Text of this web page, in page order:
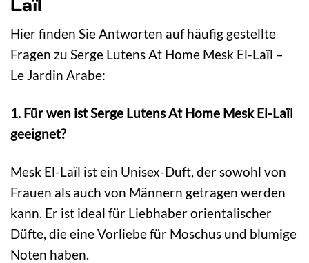
Laïl
Hier finden Sie Antworten auf häufig gestellte
Fragen zu Serge Lutens At Home Mesk El-Laïl –
Le Jardin Arabe:
1. Für wen ist Serge Lutens At Home Mesk El-Laïl
geeignet?
Mesk El-Laïl ist ein Unisex-Duft, der sowohl von
Frauen als auch von Männern getragen werden
kann. Er ist ideal für Liebhaber orientalischer
Düfte, die eine Vorliebe für Moschus und blumige
Noten haben.